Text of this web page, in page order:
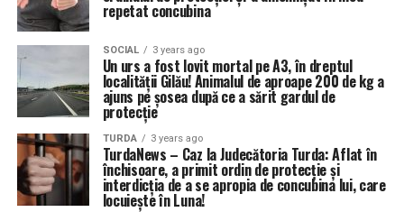
repetat concubina
SOCIAL 3 years ago
Un urs a fost lovit mortal pe A3, în dreptul
localității Gilău! Animalul de aproape 200 de kg a
ajuns pe șosea după ce a sărit gardul de
protecție
TURDA 3 years ago
TurdaNews – Caz la Judecătoria Turda: Aflat în
închisoare, a primit ordin de protecție și
interdicția de a se apropia de concubina lui, care
locuiește în Luna!